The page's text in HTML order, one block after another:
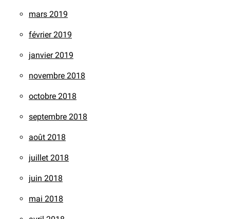
mars 2019
février 2019
janvier 2019
novembre 2018
octobre 2018
septembre 2018
août 2018
juillet 2018
juin 2018
mai 2018